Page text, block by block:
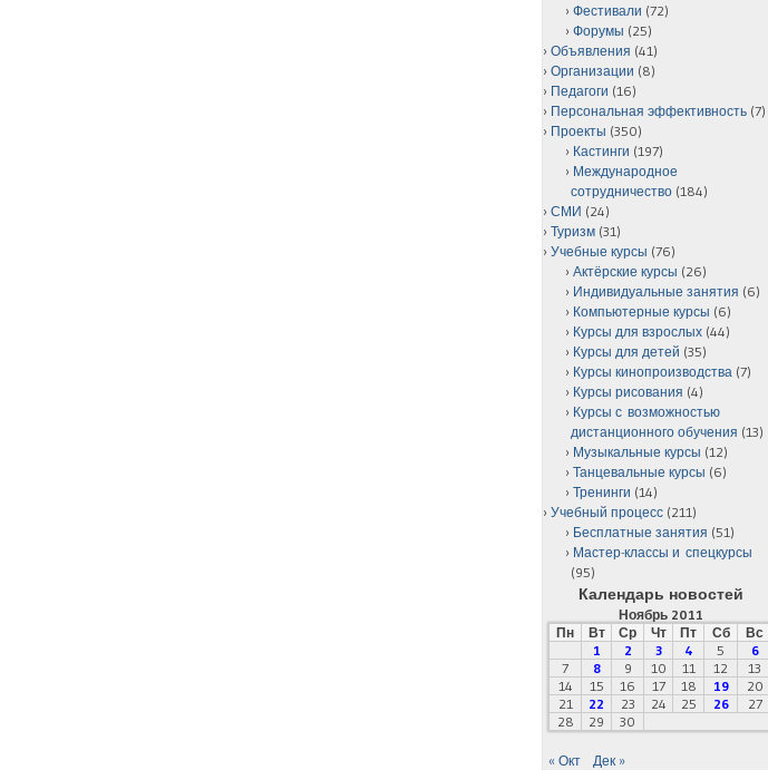
Фестивали (72)
Форумы (25)
Объявления (41)
Организации (8)
Педагоги (16)
Персональная эффективность (7)
Проекты (350)
Кастинги (197)
Международное
сотрудничество (184)
СМИ (24)
Туризм (31)
Учебные курсы (76)
Актёрские курсы (26)
Индивидуальные занятия (6)
Компьютерные курсы (6)
Курсы для взрослых (44)
Курсы для детей (35)
Курсы кинопроизводства (7)
Курсы рисования (4)
Курсы с возможностью
дистанционного обучения (13)
Музыкальные курсы (12)
Танцевальные курсы (6)
Тренинги (14)
Учебный процесс (211)
Бесплатные занятия (51)
Мастер-классы и спецкурсы
(95)
Календарь новостей
Ноябрь 2011
Пн
Вт Ср Чт Пт Сб
Вс
1
2 3 4 5
6
7
8 9 10 11 12
13
14
15 16 17 18 19
20
21
22 23 24 25 26
27
28
29 30
« Окт Дек »